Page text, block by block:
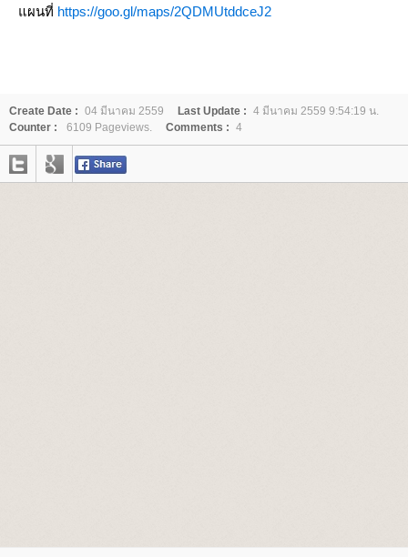
ผนที่ https://goo.gl/maps/2QDMUtddceJ2
Create Date : 04 มีนาคม 2559 Last Update : 4 มีนาคม 2559 9:54:19 น.
Counter :
6109 Pageviews. Comments : 4